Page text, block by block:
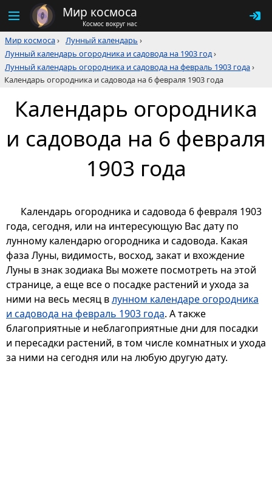
Мир космоса
Космос вокруг нас
Мир космоса› Лунный календарь ›
Лунный календарь огородника и садовода на 1903 год›
Лунный календарь огородника и садовода на февраль 1903 года›
Календарь огородника и садовода на 6 февраля 1903 года
Календарь огородника
и садовода на 6 февраля
1903 года
Календарь огородника и садовода 6 февраля 1903
года, сегодня, или на интересующую Вас дату по
лунному календарю огородника и садовода. Какая
фаза Луны, видимость, восход, закат и вхождение
Луны в знак зодиака Вы можете посмотреть на этой
странице, а еще все о посадке растений и ухода за
ними на весь месяц влунном календаре огородника
и садовода на февраль 1903 года. А также
благоприятные и неблагоприятные дни для посадки
и пересадки растений, в том числе комнатных и ухода
за ними на сегодня или на любую другую дату.